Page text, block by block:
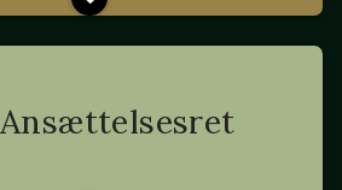
Ansættelsesret